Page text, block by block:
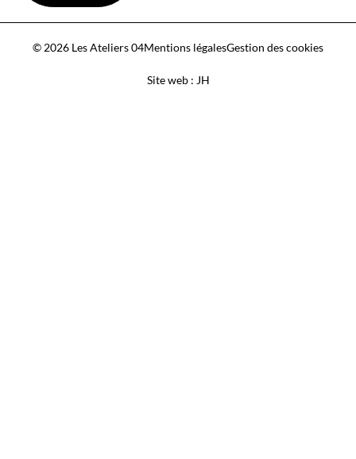
© 2026 Les Ateliers 04Mentions légalesGestion des cookies
Site web : JH